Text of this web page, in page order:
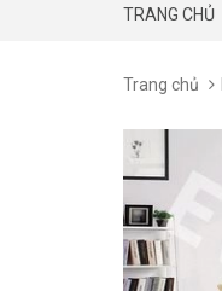
TRANG CHỦ
Trang chủ